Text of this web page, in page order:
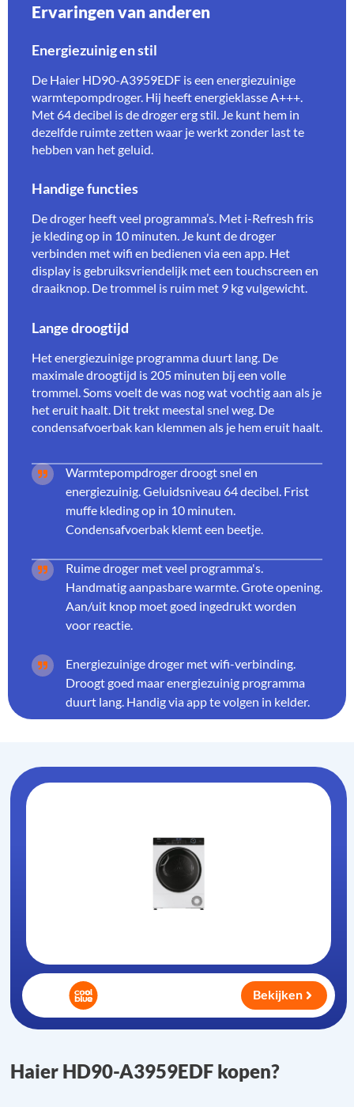
Ervaringen van anderen
Energiezuinig en stil
De Haier HD90-A3959EDF is een energiezuinige
warmtepompdroger. Hij heeft energieklasse A+++.
Met 64 decibel is de droger erg stil. Je kunt hem in
dezelfde ruimte zetten waar je werkt zonder last te
hebben van het geluid.
Handige functies
De droger heeft veel programma’s. Met i-Refresh fris
je kleding op in 10 minuten. Je kunt de droger
verbinden met wifi en bedienen via een app. Het
display is gebruiksvriendelijk met een touchscreen en
draaiknop. De trommel is ruim met 9 kg vulgewicht.
Lange droogtijd
Het energiezuinige programma duurt lang. De
maximale droogtijd is 205 minuten bij een volle
trommel. Soms voelt de was nog wat vochtig aan als je
het eruit haalt. Dit trekt meestal snel weg. De
condensafvoerbak kan klemmen als je hem eruit haalt.
Warmtepompdroger droogt snel en
energiezuinig. Geluidsniveau 64 decibel. Frist
muffe kleding op in 10 minuten.
Condensafvoerbak klemt een beetje.
Ruime droger met veel programma's.
Handmatig aanpasbare warmte. Grote opening.
Aan/uit knop moet goed ingedrukt worden
voor reactie.
Energiezuinige droger met wifi-verbinding.
Droogt goed maar energiezuinig programma
duurt lang. Handig via app te volgen in kelder.
Haier HD90-A3959EDF kopen?
Bekijken